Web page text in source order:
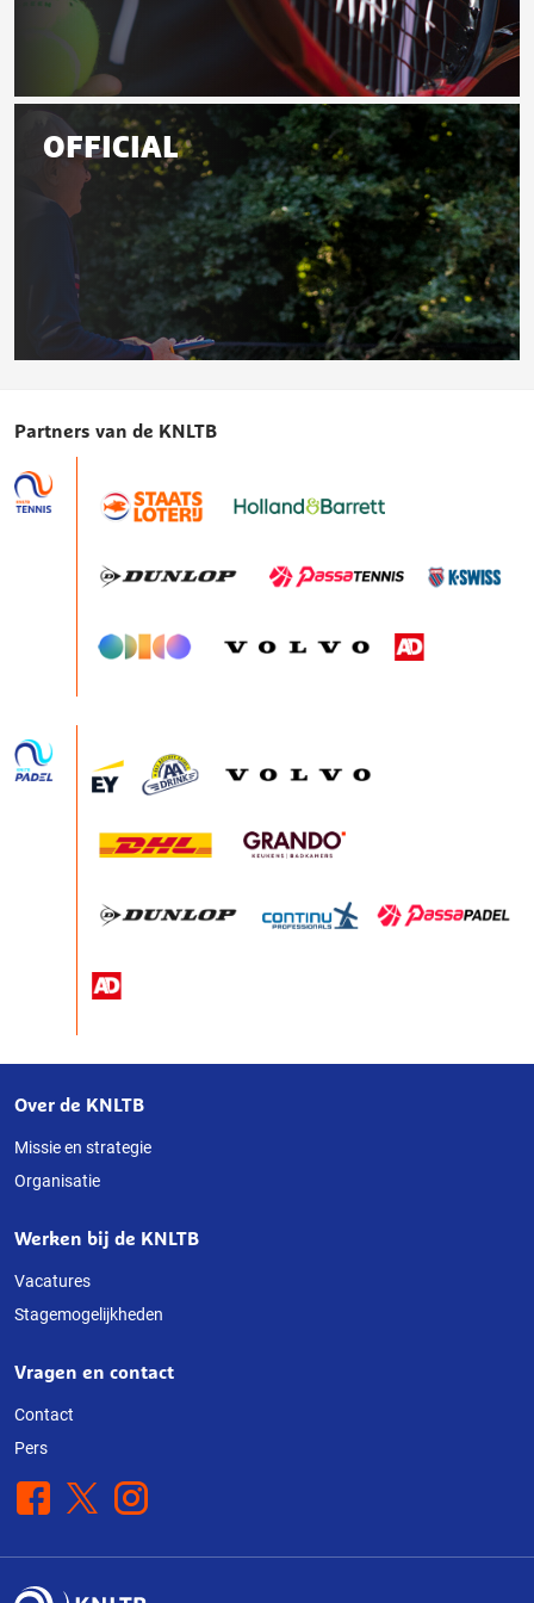
Leraar
OFFICIAL
Partners van de KNLTB
Over
deze
website
Over de KNLTB
Missie en strategie
Organisatie
Werken bij de KNLTB
Vacatures
Stagemogelijkheden
Vragen en contact
Contact
Pers
Facebook
X Instagram